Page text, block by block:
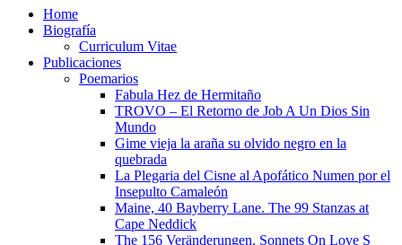
Home
Biografía
Curriculum Vitae​
Publicaciones
Poemarios
Fabula Hez de Hermitaño
TROVO – El Retorno de Job A Un Dios Sin
Mundo
Gime vieja la araña su olvido negro en la
quebrada
La Plegaria del Cisne al Apofático Numen por el
Insepulto Camaleón
Maine, 40 Bayberry Lane. The 99 Stanzas at
Cape Neddick
The 156 Veränderungen. Sonnets On Love S